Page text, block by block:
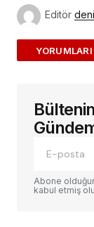
Editör
ADD A
E-posta
alanlar*
Yorum
Abone
kabul etmiş